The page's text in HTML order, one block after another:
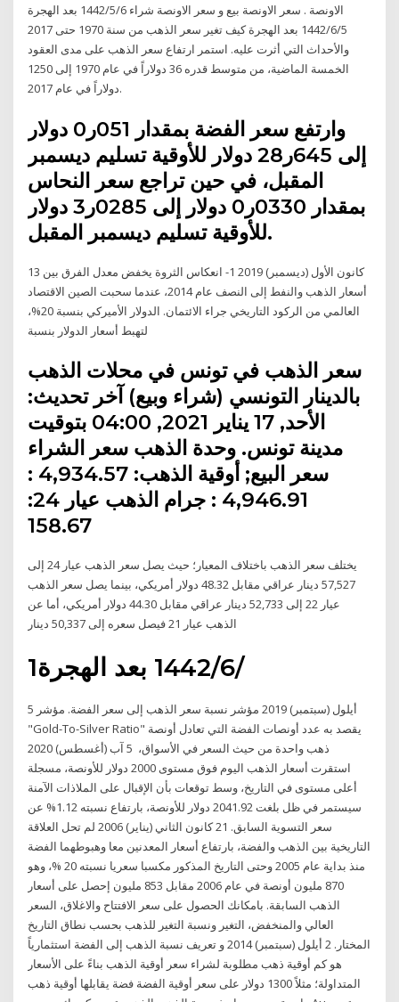
الاونصة . سعر الاونصة بيع و سعر الاونصة شراء 6‏‏/5‏‏/1442 بعد الهجرة
5‏‏/6‏‏/1442 بعد الهجرة كيف تغير سعر الذهب من سنة 1970 حتى 2017
والأحداث التي أثرت عليه. استمر ارتفاع سعر الذهب على مدى العقود
الخمسة الماضية، من متوسط قدره 36 دولاراً في عام 1970 إلى 1250
دولاراً في عام 2017.
وارتفع سعر الفضة بمقدار 051ر0 دولار
إلى 645ر28 دولار للأوقية تسليم ديسمبر
المقبل، في حين تراجع سعر النحاس
بمقدار 0330ر0 دولار إلى 0285ر3 دولار
للأوقية تسليم ديسمبر المقبل.
13 كانون الأول (ديسمبر) 2019 1- انعكاس الثروة يخفض معدل الفرق بين
أسعار الذهب والنفط إلى النصف عام 2014، عندما سحبت الصين الاقتصاد
العالمي من الركود التاريخي جراء الائتمان. الدولار الأميركي بنسبة 20%،
لتهبط أسعار الدولار بنسبة
سعر الذهب في تونس في محلات الذهب
بالدينار التونسي (شراء وبيع) آخر تحديث:
الأحد, 17 يناير 2021, 04:00 بتوقيت
مدينة تونس. وحدة الذهب سعر الشراء
سعر البيع; أوقية الذهب: 4,934.57 :
4,946.91 : جرام الذهب عيار 24:
158.67
يختلف سعر الذهب باختلاف المعيار؛ حيث يصل سعر الذهب عيار 24 إلى
57,527 دينار عراقي مقابل 48.32 دولار أمريكي، بينما يصل سعر الذهب
عيار 22 إلى 52,733 دينار عراقي مقابل 44.30 دولار أمريكي، أما عن
الذهب عيار 21 فيصل سعره إلى 50,337 دينار
1‏‏/6‏‏/1442 بعد الهجرة
5 أيلول (سبتمبر) 2019 مؤشر نسبة سعر الذهب إلى سعر الفضة. مؤشر
"Gold-To-Silver Ratio" يقصد به عدد أونصات الفضة التي تعادل أونصة
ذهب واحدة من حيث السعر في الأسواق، 5 آب (أغسطس) 2020
استقرت أسعار الذهب اليوم فوق مستوى 2000 دولار للأونصة، مسجلة
أعلى مستوى في التاريخ، وسط توقعات بأن الإقبال على الملاذات الآمنة
سيستمر في ظل بلغت 2041.92 دولار للأونصة، بارتفاع نسبته 1.12% عن
سعر التسوية السابق. 21 كانون الثاني (يناير) 2006 لم تحل العلاقة
التاريخية بين الذهب والفضة، بارتفاع أسعار المعدنين معا وهبوطهما الفضة
منذ بداية عام 2005 وحتى التاريخ المذكور مكسبا سعريا نسبته 20 %، وهو
870 مليون أونصة في عام 2006 مقابل 853 مليون إحصل على أسعار
الذهب السابقة. بامكانك الحصول على سعر الافتتاح والاغلاق، السعر
العالي والمنخفض، التغير ونسبة التغير للذهب بحسب نطاق التاريخ
المختار. 2 أيلول (سبتمبر) 2014 و تعريف نسبة الذهب إلى الفضة استثمارياً
هو كم أوقية ذهب مطلوبة لشراء سعر أوقية الذهب بناءً على الأسعار
المتداولة؛ مثلاً 1300 دولار على سعر أوقية الفضة فضة يقابلها أوقية ذهب